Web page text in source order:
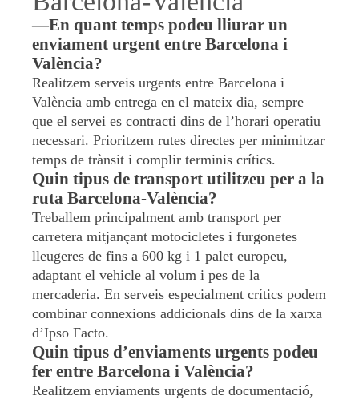
—En quant temps podeu lliurar un
enviament urgent entre Barcelona i
València?
Realitzem serveis urgents entre Barcelona i
València amb entrega en el mateix dia, sempre
que el servei es contracti dins de l’horari operatiu
necessari. Prioritzem rutes directes per minimitzar
temps de trànsit i complir terminis crítics.
Quin tipus de transport utilitzeu per a la
ruta Barcelona-València?
Treballem principalment amb transport per
carretera mitjançant motocicletes i furgonetes
lleugeres de fins a 600 kg i 1 palet europeu,
adaptant el vehicle al volum i pes de la
mercaderia. En serveis especialment crítics podem
combinar connexions addicionals dins de la xarxa
d’Ipso Facto.
Quin tipus d’enviaments urgents podeu
fer entre Barcelona i València?
Realitzem enviaments urgents de documentació,